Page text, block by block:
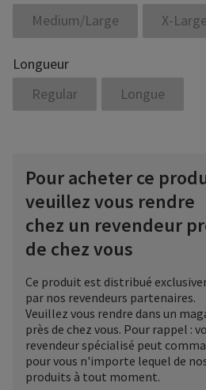
Medium/Large
X-
Longueur
Regular
Longue
Pour acheter ce
veuillez vous rendre
chez un revendeur
de chez vous
Ce produit est distribué
par nos revendeurs partenaires.
Veuillez vous rendre dans un
près de chez vous. Pour rappel :
revendeur spécialisé peut
pour vous n'importe lequel de
produits à tout moment.